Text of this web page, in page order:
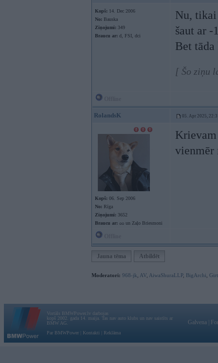
Kopš: 14. Dec 2006
No: Bauska
Ziņojumi: 349
Braucu ar: d, FSI, dci
Nu, tikai
šaut ar -
Bet
[ Šo ziņu
RolandsK 05. Apr 2025,
Kopš: 06. Sep 2006
No: Rīga
Ziņojumi: 3652
Braucu ar: ᴑᴑ un Zaļo Briesmoni
vienmēr
Jauna tēma Atbildēt
Moderatori: 968-jk AV AiwaShuraLLP, BigArchi
Vortāls BMWPower.lv darbojas
kopš 2002. gada 14. maija. Tas nav auto klubs un nav saistīts ar
BMW AG.
Par BMWPower
Kontakti Reklāma
Galvena